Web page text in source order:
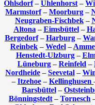
Ohlsdorf– Uhlenhorst –
Marmstorf– Moorburg –
Neugraben-Fischbek–
Altona – Eimsbüttel–
Bergedorf– Harburg–
Reinbek – Wedel –
Henstedt-Ulzburg–
Lüneburg – Reinfeld –
Nordheide – Seevetal –
– Itzehoe – Kellinghusen
Barsbüttel–
Bönningstedt – Tornesch